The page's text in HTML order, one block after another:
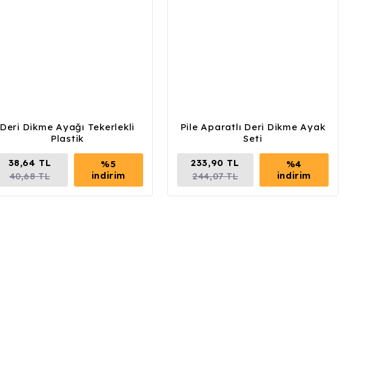
Deri Dikme Ayağı Tekerlekli
Plastik
38,64 TL
40,68 TL
%5
indirim
Pile Aparatlı Deri Dikme Ayak
Seti
233,90 TL
244,07 TL
%4
indirim